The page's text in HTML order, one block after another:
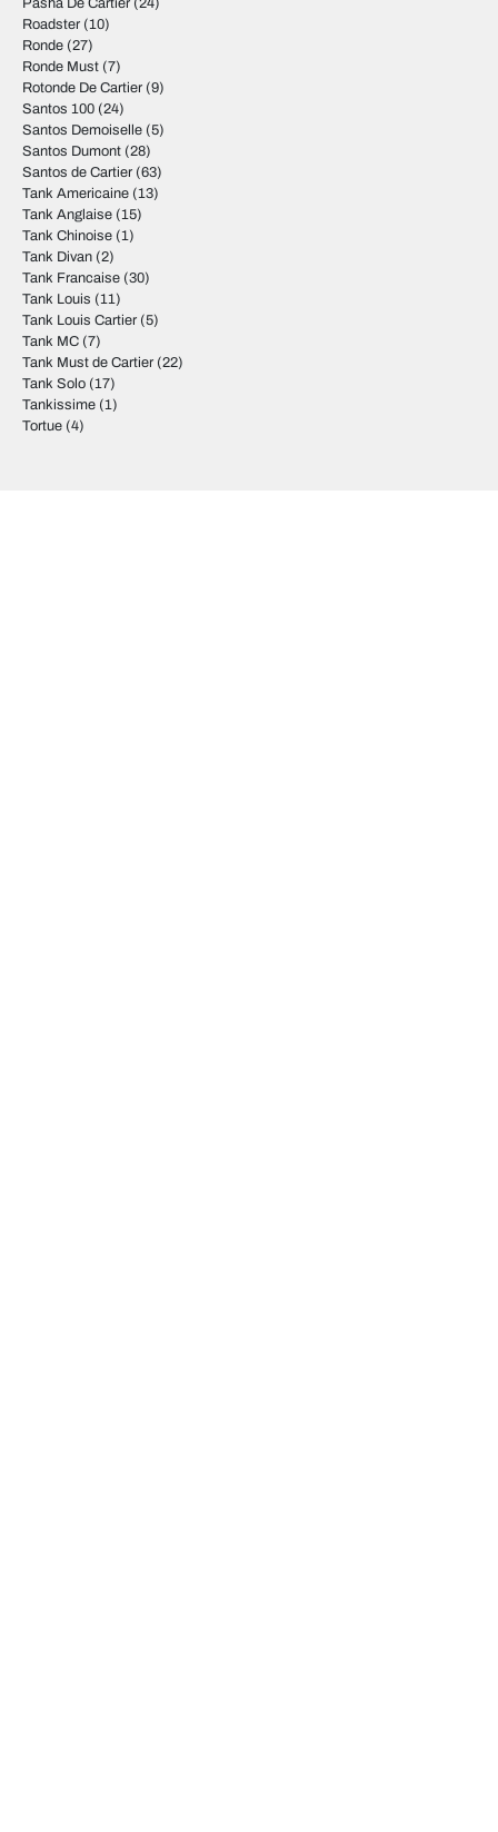
Pasha De Cartier (24)
Roadster (10)
Ronde (27)
Ronde Must (7)
Rotonde De Cartier (9)
Santos 100 (24)
Santos Demoiselle (5)
Santos Dumont (28)
Santos de Cartier (63)
Tank Americaine (13)
Tank Anglaise (15)
Tank Chinoise (1)
Tank Divan (2)
Tank Francaise (30)
Tank Louis (11)
Tank Louis Cartier (5)
Tank MC (7)
Tank Must de Cartier (22)
Tank Solo (17)
Tankissime (1)
Tortue (4)